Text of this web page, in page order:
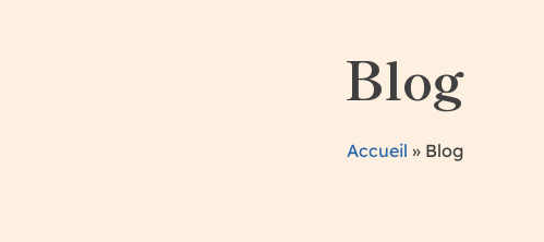
Blog
Accueil » Blog